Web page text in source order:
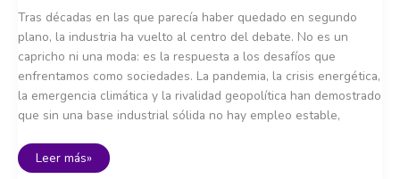
Tras décadas en las que parecía haber quedado en segundo
plano, la industria ha vuelto al centro del debate. No es un
capricho ni una moda: es la respuesta a los desafíos que
enfrentamos como sociedades. La pandemia, la crisis energética,
la emergencia climática y la rivalidad geopolítica han demostrado
que sin una base industrial sólida no hay empleo estable,
Hacia
una
Leer más»